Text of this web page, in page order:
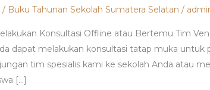
/ Buku Tahunan Sekolah Sumatera Selatan /
Konsultasi Offline atau Bertemu Tim
dapat melakukan konsultasi tatap muka
tim spesialis kami ke sekolah Anda atau
[…]